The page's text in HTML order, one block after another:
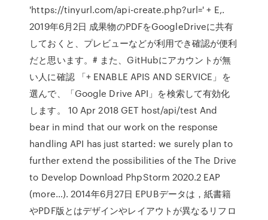
'https://tinyurl.com/api-create.php?url=' + E,.
2019年6月2日 成果物のPDFをGoogleDriveに共有
しておくと、プレビューなどが利用でき確認が便利
だと思います。# また、GitHubにアカウントが無
い人に確認 「+ ENABLE APIS AND SERVICE」を
選んで、「Google Drive API」を検索して有効化
します。 10 Apr 2018 GET host/api/test And
bear in mind that our work on the response
handling API has just started: we surely plan to
further extend the possibilities of the The Drive
to Develop Download PhpStorm 2020.2 EAP
(more…). 2014年6月27日 EPUBデータは，紙書籍
やPDF版とはデザインやレイアウトが異なるリフロ